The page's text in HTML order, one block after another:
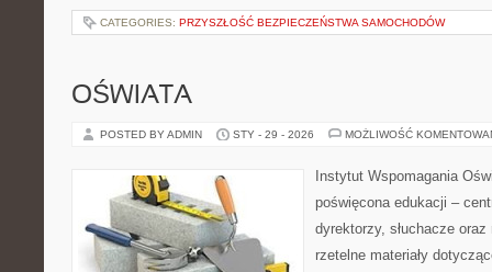
CATEGORIES: PRZYSZŁOŚĆ BEZPIECZEŃSTWA SAMOCHODÓW
OŚWIATA
POSTED BY ADMIN STY - 29 - 2026 MOŻLIWOŚĆ
Instytut Wspomagania
poświęcona edukacji –
dyrektorzy, słuchacze
rzetelne materiały